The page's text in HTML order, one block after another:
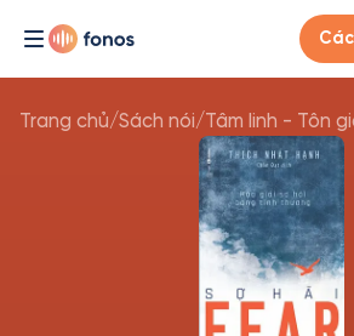
Trang chủ/Sách nói/Tâm linh - Tôn